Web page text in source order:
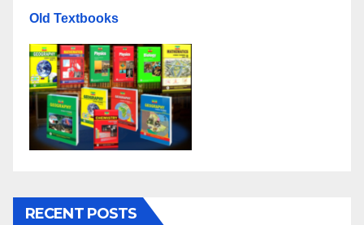
Old Textbooks
RECENT POSTS